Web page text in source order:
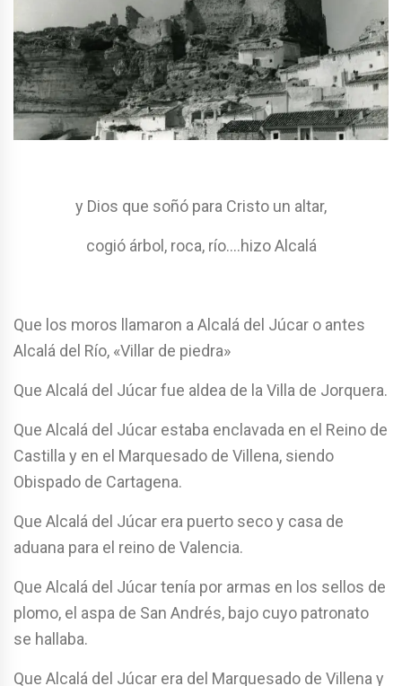
y Dios que soñó para Cristo un altar,
cogió árbol, roca, río….hizo Alcalá
Que los moros llamaron a Alcalá del Júcar o antes
Alcalá del Río, «Villar de piedra»
Que Alcalá del Júcar fue aldea de la Villa de Jorquera.
Que Alcalá del Júcar estaba enclavada en el Reino de
Castilla y en el Marquesado de Villena, siendo
Obispado de Cartagena.
Que Alcalá del Júcar era puerto seco y casa de
aduana para el reino de Valencia.
Que Alcalá del Júcar tenía por armas en los sellos de
plomo, el aspa de San Andrés, bajo cuyo patronato
se hallaba.
Que Alcalá del Júcar era del Marquesado de Villena y